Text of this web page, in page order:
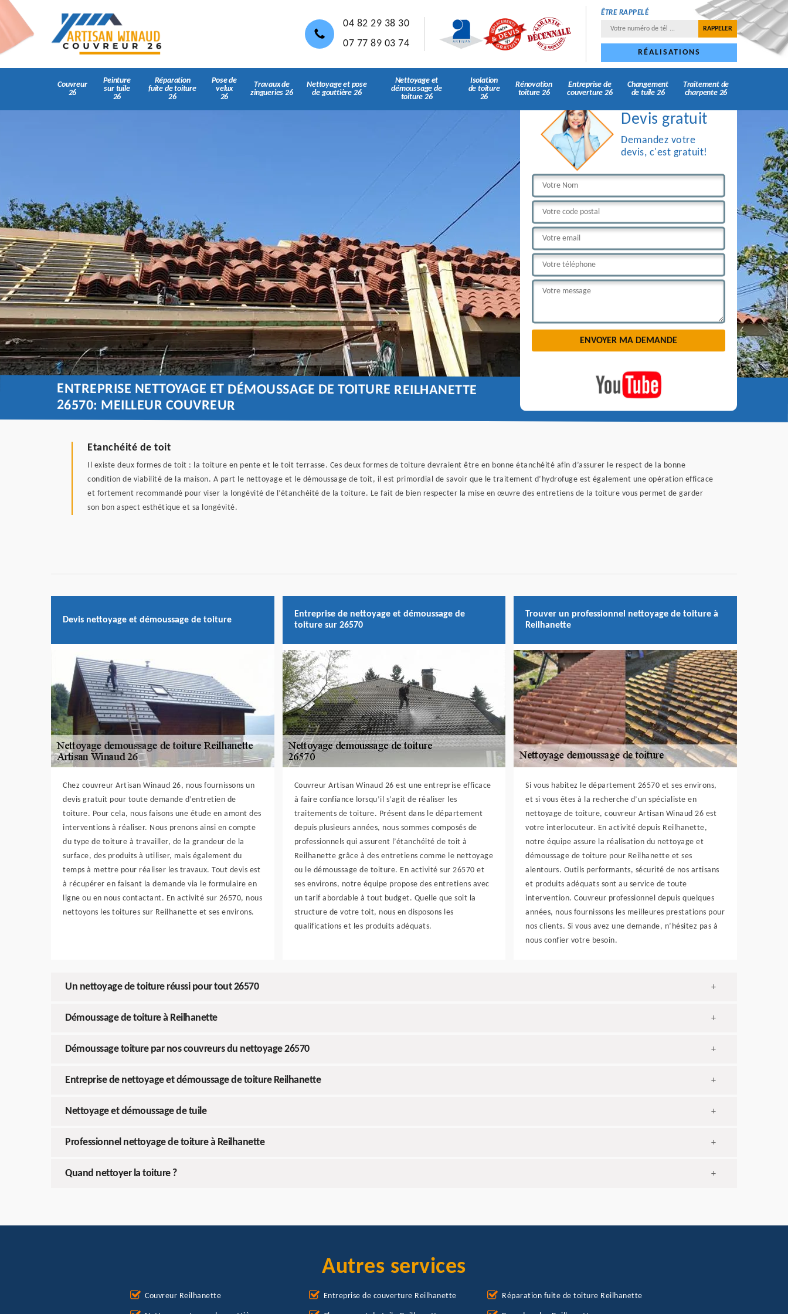
04 82 29 38 30
07 77 89 03 74
ÊTRE RAPPELÉ
RÉALISATIONS
Couvreur
26
Peinture
sur tuile
26
Réparation
fuite de toiture
26
Pose de
velux
26
Travaux de
zingueries 26
Nettoyage et pose
de gouttière 26
Nettoyage et
démoussage de
toiture 26
Isolation
de toiture
26
Rénovation
toiture 26
Entreprise de
couverture 26
Changement
de tuile 26
Traitement de
charpente 26
Devis gratuit
Demandez votre
devis, c'est gratuit!
ENTREPRISE NETTOYAGE ET DÉMOUSSAGE DE TOITURE REILHANETTE
26570: MEILLEUR COUVREUR
Etanchéité de toit
Il existe deux formes de toit : la toiture en pente et le toit terrasse. Ces deux formes de toiture devraient être en bonne étanchéité afin d’assurer le respect de la bonne
condition de viabilité de la maison. A part le nettoyage et le démoussage de toit, il est primordial de savoir que le traitement d’hydrofuge est également une opération efficace
et fortement recommandé pour viser la longévité de l’étanchéité de la toiture. Le fait de bien respecter la mise en œuvre des entretiens de la toiture vous permet de garder
son bon aspect esthétique et sa longévité.
Devis nettoyage et démoussage de toiture
Chez couvreur Artisan Winaud 26, nous fournissons un
devis gratuit pour toute demande d’entretien de
toiture. Pour cela, nous faisons une étude en amont des
interventions à réaliser. Nous prenons ainsi en compte
du type de toiture à travailler, de la grandeur de la
surface, des produits à utiliser, mais également du
temps à mettre pour réaliser les travaux. Tout devis est
à récupérer en faisant la demande via le formulaire en
ligne ou en nous contactant. En activité sur 26570, nous
nettoyons les toitures sur Reilhanette et ses environs.
Entreprise de nettoyage et démoussage de
toiture sur 26570
Couvreur Artisan Winaud 26 est une entreprise efficace
à faire confiance lorsqu’il s’agit de réaliser les
traitements de toiture. Présent dans le département
depuis plusieurs années, nous sommes composés de
professionnels qui assurent l’étanchéité de toit à
Reilhanette grâce à des entretiens comme le nettoyage
ou le démoussage de toiture. En activité sur 26570 et
ses environs, notre équipe propose des entretiens avec
un tarif abordable à tout budget. Quelle que soit la
structure de votre toit, nous en disposons les
qualifications et les produits adéquats.
Trouver un professionnel nettoyage de toiture à
Reilhanette
Si vous habitez le département 26570 et ses environs,
et si vous êtes à la recherche d’un spécialiste en
nettoyage de toiture, couvreur Artisan Winaud 26 est
votre interlocuteur. En activité depuis Reilhanette,
notre équipe assure la réalisation du nettoyage et
démoussage de toiture pour Reilhanette et ses
alentours. Outils performants, sécurité de nos artisans
et produits adéquats sont au service de toute
intervention. Couvreur professionnel depuis quelques
années, nous fournissons les meilleures prestations pour
nos clients. Si vous avez une demande, n’hésitez pas à
nous confier votre besoin.
Un nettoyage de toiture réussi pour tout 26570 +
Démoussage de toiture à Reilhanette +
Démoussage toiture par nos couvreurs du nettoyage 26570 +
Entreprise de nettoyage et démoussage de toiture Reilhanette +
Nettoyage et démoussage de tuile +
Professionnel nettoyage de toiture à Reilhanette +
Quand nettoyer la toiture ? +
Autres services
Couvreur Reilhanette Entreprise de couverture Reilhanette Réparation fuite de toiture Reilhanette